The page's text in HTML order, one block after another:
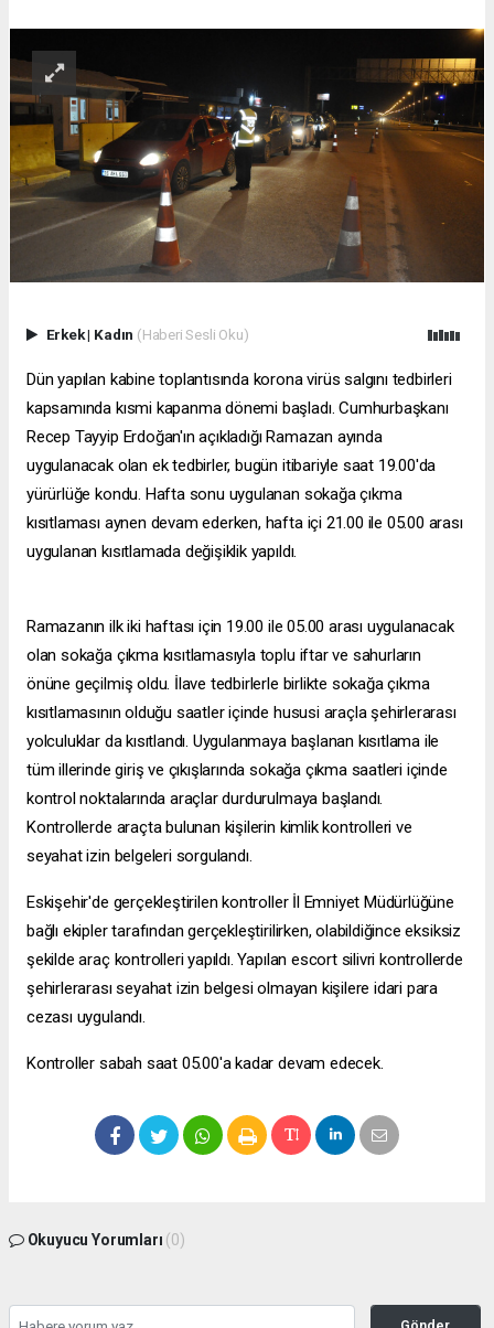
Erkek| Kadın (Haberi Sesli Oku)
Dün yapılan kabine toplantısında korona virüs salgını tedbirleri
kapsamında kısmi kapanma dönemi başladı. Cumhurbaşkanı
Recep Tayyip Erdoğan'ın açıkladığı Ramazan ayında
uygulanacak olan ek tedbirler, bugün itibariyle saat 19.00'da
yürürlüğe kondu. Hafta sonu uygulanan sokağa çıkma
kısıtlaması aynen devam ederken, hafta içi 21.00 ile 05.00 arası
uygulanan kısıtlamada değişiklik yapıldı.
Ramazanın ilk iki haftası için 19.00 ile 05.00 arası uygulanacak
olan sokağa çıkma kısıtlamasıyla toplu iftar ve sahurların
önüne geçilmiş oldu. İlave tedbirlerle birlikte sokağa çıkma
kısıtlamasının olduğu saatler içinde hususi araçla şehirlerarası
yolculuklar da kısıtlandı. Uygulanmaya başlanan kısıtlama ile
tüm illerinde giriş ve çıkışlarında sokağa çıkma saatleri içinde
kontrol noktalarında araçlar durdurulmaya başlandı.
Kontrollerde araçta bulunan kişilerin kimlik kontrolleri ve
seyahat izin belgeleri sorgulandı.
Eskişehir'de gerçekleştirilen kontroller İl Emniyet Müdürlüğüne
bağlı ekipler tarafından gerçekleştirilirken, olabildiğince eksiksiz
şekilde araç kontrolleri yapıldı. Yapılan escort silivri kontrollerde
şehirlerarası seyahat izin belgesi olmayan kişilere idari para
cezası uygulandı.
Kontroller sabah saat 05.00'a kadar devam edecek.
Okuyucu Yorumları (0)